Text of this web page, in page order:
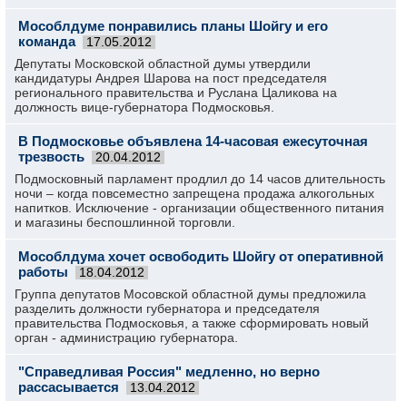
Мособлдуме понравились планы Шойгу и его
команда
17.05.2012
Депутаты Московской областной думы утвердили
кандидатуры Андрея Шарова на пост председателя
регионального правительства и Руслана Цаликова на
должность вице-губернатора Подмосковья.
В Подмосковье объявлена 14-часовая ежесуточная
трезвость
20.04.2012
Подмосковный парламент продлил до 14 часов длительность
ночи – когда повсеместно запрещена продажа алкогольных
напитков. Исключение - организации общественного питания
и магазины беспошлинной торговли.
Мособлдума хочет освободить Шойгу от оперативной
работы
18.04.2012
Группа депутатов Мосовской областной думы предложила
разделить должности губернатора и председателя
правительства Подмосковья, а также сформировать новый
орган - администрацию губернатора.
"Справедливая Россия" медленно, но верно
рассасывается
13.04.2012